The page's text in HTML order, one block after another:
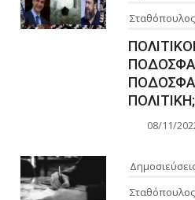
ΠΟΛΙΤΙΚΗ;
08/11/